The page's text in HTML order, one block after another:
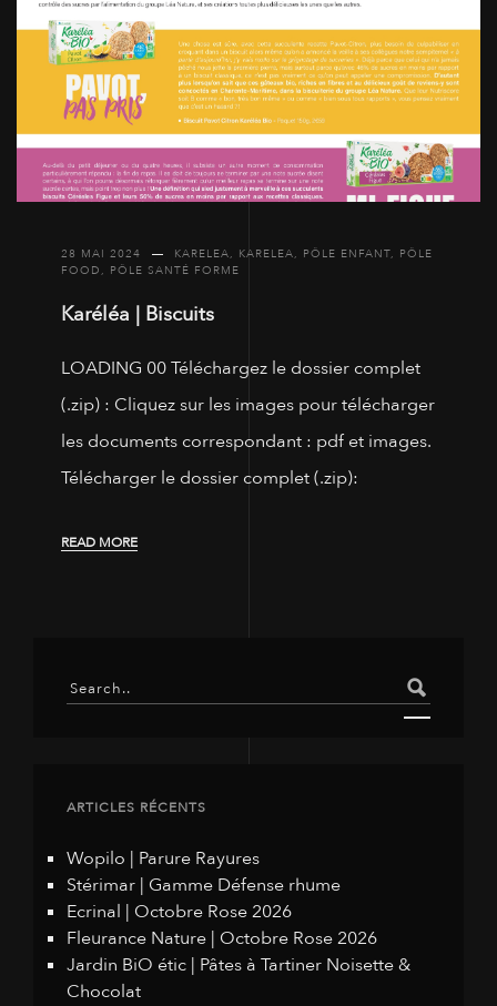
28 MAI 2024 KARELEA, KARELEA, PÔLE ENFANT, PÔLE
FOOD, PÔLE SANTÉ FORME
Karéléa | Biscuits
LOADING 00 Téléchargez le dossier complet
(.zip) : Cliquez sur les images pour télécharger
les documents correspondant : pdf et images.
Télécharger le dossier complet (.zip):
READ MORE
ARTICLES RÉCENTS
Wopilo | Parure Rayures
Stérimar | Gamme Défense rhume
Ecrinal | Octobre Rose 2026
Fleurance Nature | Octobre Rose 2026
Jardin BiO étic | Pâtes à Tartiner Noisette &
Chocolat